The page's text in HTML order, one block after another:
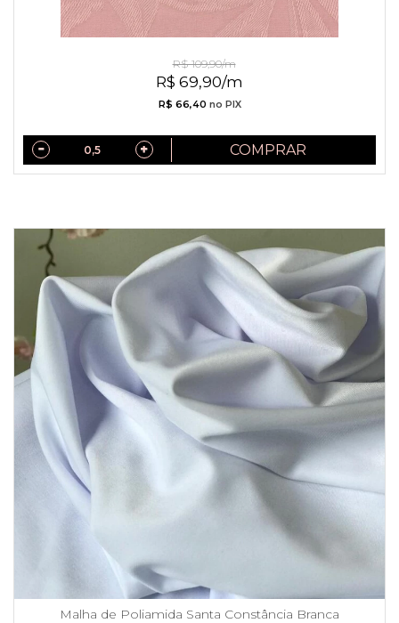
R$ 69,90/m
R$ 109,90/m
R$ 66,40 no PIX
COMPRAR
Malha de Poliamida Santa Constância Branca